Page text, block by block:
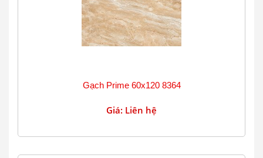
Gạch Prime 60x120 8364
Giá: Liên hệ